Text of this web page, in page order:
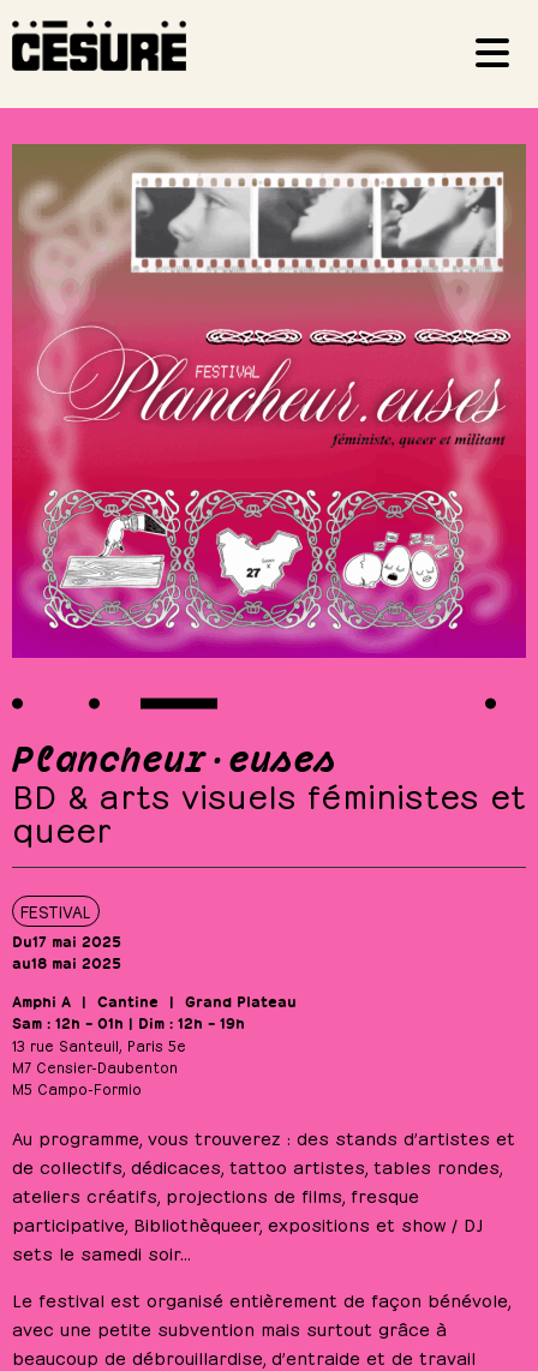
Plancheur·euses
BD & arts visuels féministes et
queer
FESTIVAL
Du17 mai 2025
au18 mai 2025
Amphi A
Cantine
Grand Plateau
Sam : 12h – 01h | Dim : 12h – 19h
13 rue Santeuil, Paris 5e
M7 Censier-Daubenton
M5 Campo-Formio
Au programme, vous trouverez : des stands d’artistes et
de collectifs, dédicaces, tattoo artistes, tables rondes,
ateliers créatifs, projections de films, fresque
participative, Bibliothèqueer, expositions et show / DJ
sets le samedi soir…
Le festival est organisé entièrement de façon bénévole,
avec une petite subvention mais surtout grâce à
beaucoup de débrouillardise, d’entraide et de travail